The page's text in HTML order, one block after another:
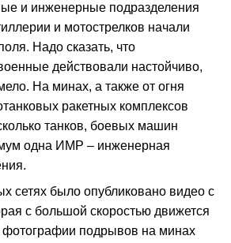
и инженерные подразделения
и мотострелков начали
Надо сказать, что
действовали настойчиво,
На минах, а также от огня
ракетных комплексов
танков, боевых машин
одна ИМР – инженерная
сетях было опубликовано видео с
с большой скоростью движется
фотографии подрывов на минах